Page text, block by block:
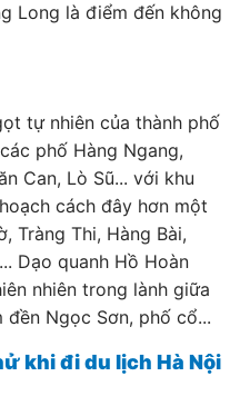
Long là điểm đến không
tự nhiên của thành phố
phố Hàng Ngang,
Can, Lò Sũ... với khu
cách đây hơn một
Tràng Thi, Hàng Bài,
Dạo quanh Hồ Hoàn
nhiên trong lành giữa
Ngọc Sơn, phố cổ...
khi đi du lịch Hà Nội